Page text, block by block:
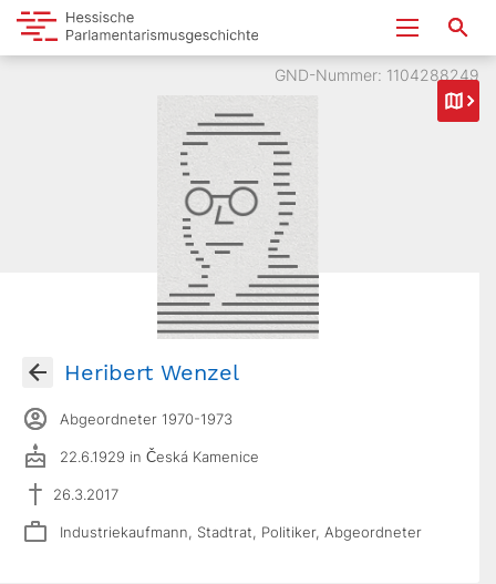
GND-Nummer: 1104288249
Heribert Wenzel
Abgeordneter 1970-1973
22.6.1929 in Česká Kamenice
26.3.2017
Industriekaufmann, Stadtrat, Politiker, Abgeordneter